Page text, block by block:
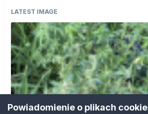
LATEST IMAGE
Powiadomienie o plikach cookie